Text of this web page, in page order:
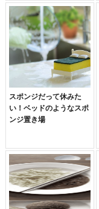
Magnet -
スポンジだって休みた
い！ベッドのようなスポ
ンジ置き場